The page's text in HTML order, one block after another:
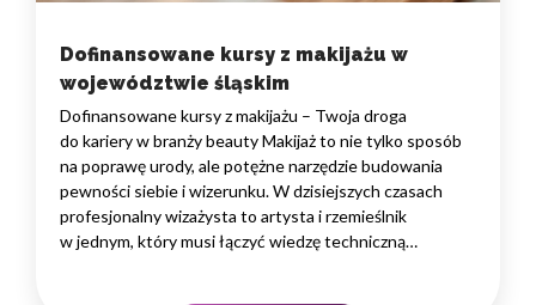
Dofinansowane kursy z makijażu w
województwie śląskim
Dofinansowane kursy z makijażu – Twoja droga
do kariery w branży beauty Makijaż to nie tylko sposób
na poprawę urody, ale potężne narzędzie budowania
pewności siebie i wizerunku. W dzisiejszych czasach
profesjonalny wizażysta to artysta i rzemieślnik
w jednym, który musi łączyć wiedzę techniczną